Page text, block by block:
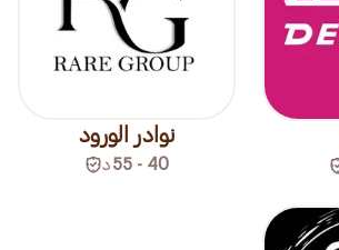
نوادر الورود
40 - 55 د